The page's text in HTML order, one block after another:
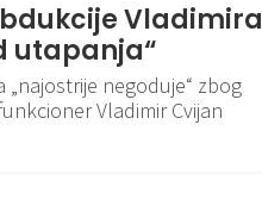
Vladimira
utapanja“
negoduje“ zbog
Vladimir Cvijan